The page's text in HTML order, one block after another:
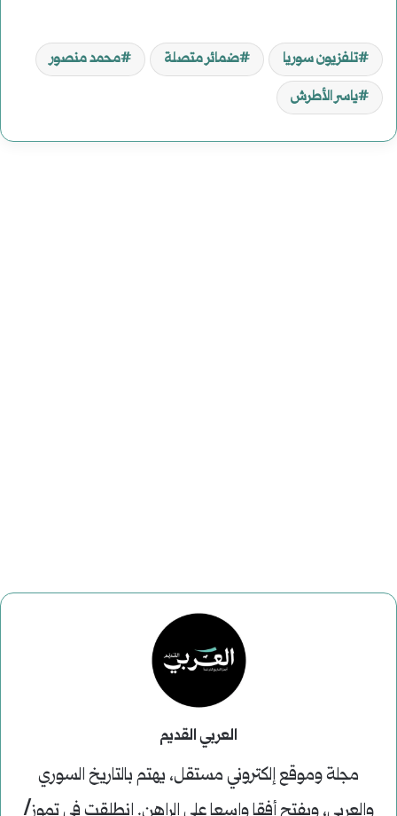
تلفزيون سوريا ضمائر متصلة
محمد منصور
ياسر الأطرش
العربي القديم
مجلة وموقع إلكتروني مستقل، يهتم بالتاريخ السوري